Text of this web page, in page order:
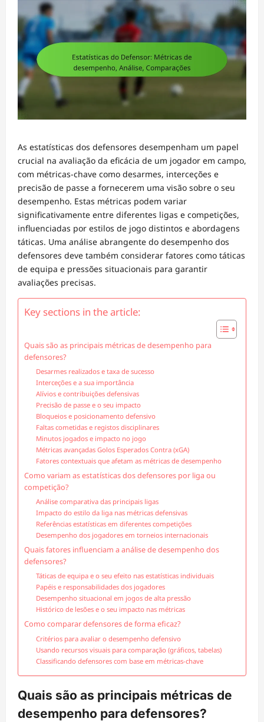
As estatísticas dos defensores desempenham um papel
crucial na avaliação da eficácia de um jogador em campo,
com métricas-chave como desarmes, interceções e
precisão de passe a fornecerem uma visão sobre o seu
desempenho. Estas métricas podem variar
significativamente entre diferentes ligas e competições,
influenciadas por estilos de jogo distintos e abordagens
táticas. Uma análise abrangente do desempenho dos
defensores deve também considerar fatores como táticas
de equipa e pressões situacionais para garantir
avaliações precisas.
Key sections in the article:
Quais são as principais métricas de desempenho para
defensores?
Desarmes realizados e taxa de sucesso
Interceções e a sua importância
Alívios e contribuições defensivas
Precisão de passe e o seu impacto
Bloqueios e posicionamento defensivo
Faltas cometidas e registos disciplinares
Minutos jogados e impacto no jogo
Métricas avançadas Golos Esperados Contra (xGA)
Fatores contextuais que afetam as métricas de desempenho
Como variam as estatísticas dos defensores por liga ou
competição?
Análise comparativa das principais ligas
Impacto do estilo da liga nas métricas defensivas
Referências estatísticas em diferentes competições
Desempenho dos jogadores em torneios internacionais
Quais fatores influenciam a análise de desempenho dos
defensores?
Táticas de equipa e o seu efeito nas estatísticas individuais
Papéis e responsabilidades dos jogadores
Desempenho situacional em jogos de alta pressão
Histórico de lesões e o seu impacto nas métricas
Como comparar defensores de forma eficaz?
Critérios para avaliar o desempenho defensivo
Usando recursos visuais para comparação (gráficos, tabelas)
Classificando defensores com base em métricas-chave
Quais são as principais métricas de
desempenho para defensores?